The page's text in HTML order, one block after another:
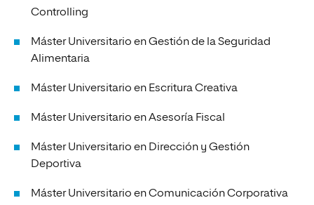
Controlling
Máster Universitario en Gestión de la Seguridad
Alimentaria
Máster Universitario en Escritura Creativa
Máster Universitario en Asesoría Fiscal
Máster Universitario en Dirección y Gestión
Deportiva
Máster Universitario en Comunicación Corporativa